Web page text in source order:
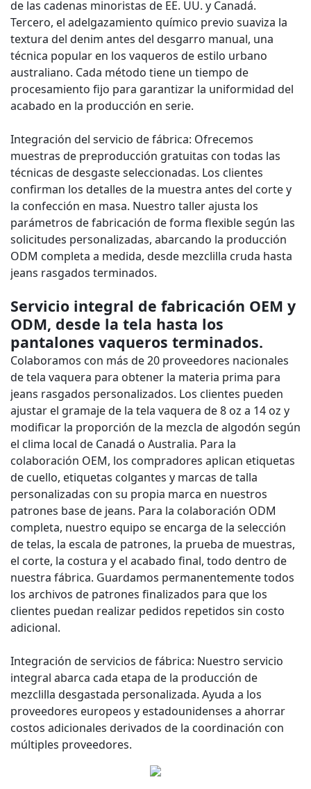
de las cadenas minoristas de EE. UU. y Canadá.
Tercero, el adelgazamiento químico previo suaviza la
textura del denim antes del desgarro manual, una
técnica popular en los vaqueros de estilo urbano
australiano. Cada método tiene un tiempo de
procesamiento fijo para garantizar la uniformidad del
acabado en la producción en serie.
Integración del servicio de fábrica: Ofrecemos
muestras de preproducción gratuitas con todas las
técnicas de desgaste seleccionadas. Los clientes
confirman los detalles de la muestra antes del corte y
la confección en masa. Nuestro taller ajusta los
parámetros de fabricación de forma flexible según las
solicitudes personalizadas, abarcando la producción
ODM completa a medida, desde mezclilla cruda hasta
jeans rasgados terminados.
Servicio integral de fabricación OEM y
ODM, desde la tela hasta los
pantalones vaqueros terminados.
Colaboramos con más de 20 proveedores nacionales
de tela vaquera para obtener la materia prima para
jeans rasgados personalizados. Los clientes pueden
ajustar el gramaje de la tela vaquera de 8 oz a 14 oz y
modificar la proporción de la mezcla de algodón según
el clima local de Canadá o Australia. Para la
colaboración OEM, los compradores aplican etiquetas
de cuello, etiquetas colgantes y marcas de talla
personalizadas con su propia marca en nuestros
patrones base de jeans. Para la colaboración ODM
completa, nuestro equipo se encarga de la selección
de telas, la escala de patrones, la prueba de muestras,
el corte, la costura y el acabado final, todo dentro de
nuestra fábrica. Guardamos permanentemente todos
los archivos de patrones finalizados para que los
clientes puedan realizar pedidos repetidos sin costo
adicional.
Integración de servicios de fábrica: Nuestro servicio
integral abarca cada etapa de la producción de
mezclilla desgastada personalizada. Ayuda a los
proveedores europeos y estadounidenses a ahorrar
costos adicionales derivados de la coordinación con
múltiples proveedores.